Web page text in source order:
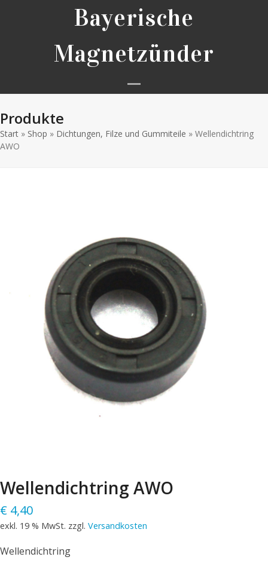
Bayerische
Magnetzünder
Open
menu
Close
menu
Produkte
Start » Shop » Dichtungen, Filze und Gummiteile » Wellendichtring
AWO
Wellendichtring AWO
€ 4,40
exkl. 19 % MwSt. zzgl. Versandkosten
Wellendichtring